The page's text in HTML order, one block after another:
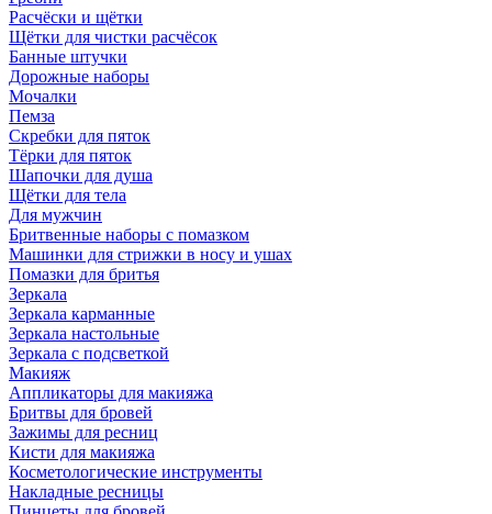
Расчёски и щётки
Щётки для чистки расчёсок
Банные штучки
Дорожные наборы
Мочалки
Пемза
Скребки для пяток
Тёрки для пяток
Шапочки для душа
Щётки для тела
Для мужчин
Бритвенные наборы с помазком
Машинки для стрижки в носу и ушах
Помазки для бритья
Зеркала
Зеркала карманные
Зеркала настольные
Зеркала с подсветкой
Макияж
Аппликаторы для макияжа
Бритвы для бровей
Зажимы для ресниц
Кисти для макияжа
Косметологические инструменты
Накладные ресницы